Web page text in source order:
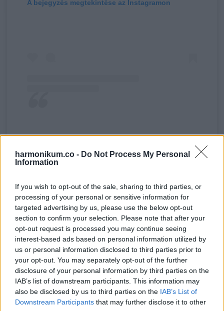
harmonikum.co - Do Not Process My Personal
Information
If you wish to opt-out of the sale, sharing to third parties, or
processing of your personal or sensitive information for
targeted advertising by us, please use the below opt-out
section to confirm your selection. Please note that after your
opt-out request is processed you may continue seeing
interest-based ads based on personal information utilized by
us or personal information disclosed to third parties prior to
your opt-out. You may separately opt-out of the further
disclosure of your personal information by third parties on the
IAB’s list of downstream participants. This information may
also be disclosed by us to third parties on the IAB’s List of
Downstream Participants that may further disclose it to other
A bejegyzés megtekintése az Instagramon
hogy ez volt a legszebb dolog, ami valaha történt vele.
Önbizalmat nyert, és meg akarta mutatni másoknak, hogy ők
is képesek erre – írja a Fox 10. Azt mondta: „Azért neveztem
be, mert szeretném, ha az autista lányok tudnák, hogy van
hangjuk”. Győzelmét egyInstagram-posztonkeresztül
ünnepelte meg.
Jada győzelme után a büszke anyuka az Instagramon is
megosztotta lánya történetét.